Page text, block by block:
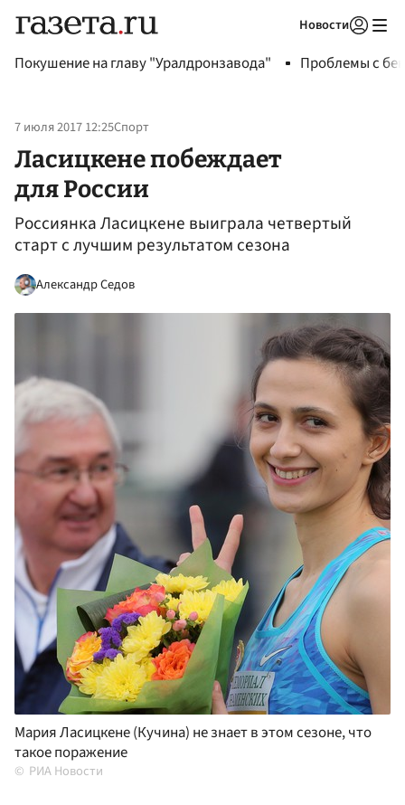
Новости
Покушение на главу "Уралдронзавода" Проблемы с
7 июля 2017 12:25Спорт
Ласицкене побеждает
для России
Россиянка Ласицкене выиграла четвертый
старт с лучшим результатом сезона
Александр Седов
Мария Ласицкене (Кучина) не знает в этом сезоне, что
такое поражение
РИА Новости